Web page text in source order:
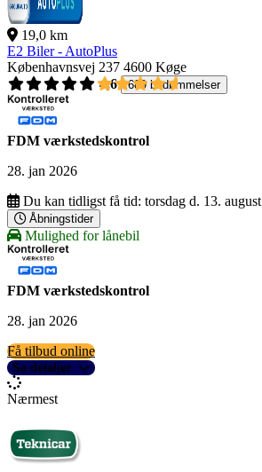
19,0 km
E2 Biler - AutoPlus
Københavnsvej 237 4600 Køge
4,6
689 bedømmelser
FDM værkstedskontrol
28. jan 2026
Du kan tidligst få tid: torsdag d. 13. august
Åbningstider
Mulighed for lånebil
FDM værkstedskontrol
28. jan 2026
Få tilbud online
Se detaljer
Nærmest